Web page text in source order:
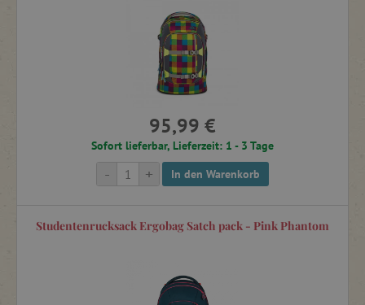
95,99 €
Sofort lieferbar, Lieferzeit: 1 - 3 Tage
+
- In den Warenkorb
Studentenrucksack Ergobag Satch pack - Pink Phantom